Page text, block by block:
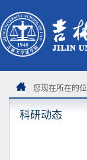
您现在所在的位
科研动态